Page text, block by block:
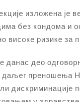
изложена је
без кондома и
високе ризике за
данас део
преношења